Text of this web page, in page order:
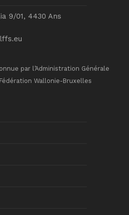
9/01, 4430 Ans
par l’Administration Générale
Wallonie-Bruxelles